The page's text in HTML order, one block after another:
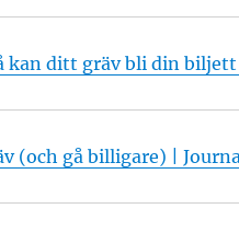
kan ditt gräv bli din
(och gå billigare) |